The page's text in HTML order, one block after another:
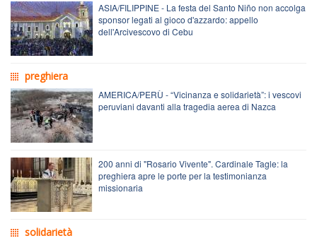
ASIA/FILIPPINE - La festa del Santo Niño non accolga
sponsor legati al gioco d'azzardo: appello
dell'Arcivescovo di Cebu
preghiera
AMERICA/PERÙ - “Vicinanza e solidarietà”: i vescovi
peruviani davanti alla tragedia aerea di Nazca
200 anni di "Rosario Vivente". Cardinale Tagle: la
preghiera apre le porte per la testimonianza
missionaria
solidarietà